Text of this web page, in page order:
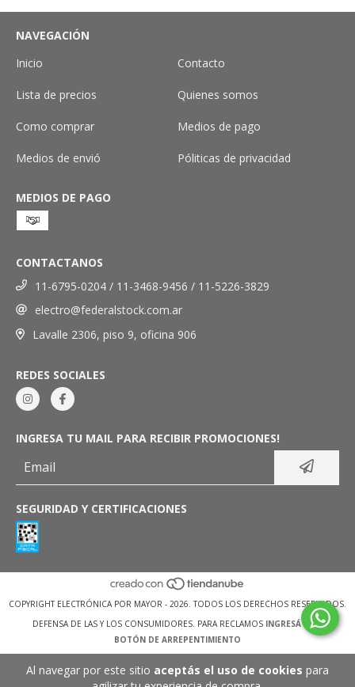
Al navegar por este sitio aceptás el uso de cookies para
NAVEGACIÓN
Inicio
Contacto
Lista de precios Quienes somos
Como comprar Medios de pago
Medios de envió Póliticas de privacidad
MEDIOS DE PAGO
CONTACTANOS
11-6795-0204 / 11-3468-9456 / 11-5226-3829
electro@federalstock.com.ar
Lavalle 2306, piso 9, oficina 906
REDES SOCIALES
INGRESA TU MAIL PARA RECIBIR PROMOCIONES!
SEGURIDAD Y CERTIFICACIONES
COPYRIGHT ELECTRÓNICA POR MAYOR - 2026. TODOS LOS DERECHOS RESERVADOS.
DEFENSA DE LAS Y LOS CONSUMIDORES. PARA RECLAMOS INGRESÁ ACÁ.
BOTÓN DE ARREPENTIMIENTO